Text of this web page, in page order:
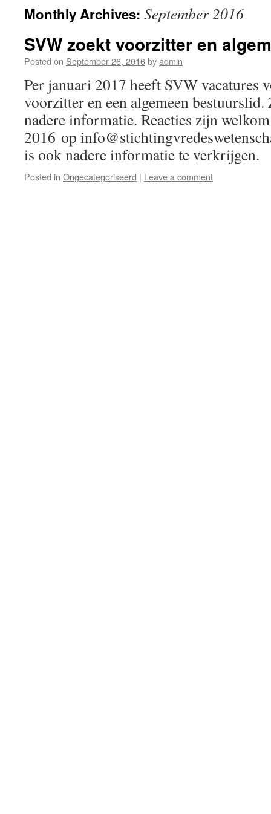
Monthly Archives: September 2016
SVW zoekt voorzitter en
Posted on September 26, 2016byadmin
Per januari 2017 heeft SVW vacatures
voorzitter en een algemeen
nadere informatie. Reacties zijn
2016 op
is ook nadere informatie te verkrijgen.
Posted in Ongecategoriseerd | Leave a comment